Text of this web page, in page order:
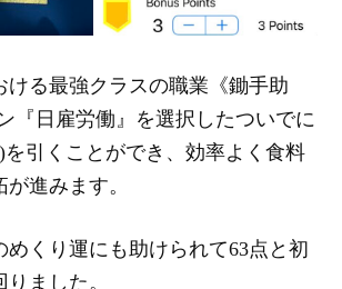
ける最強クラスの職業《鋤手助
『日雇労働』を選択したついでに
引くことができ、効率よく食料
進みます。
めくり運にも助けられて63点と初
ました。